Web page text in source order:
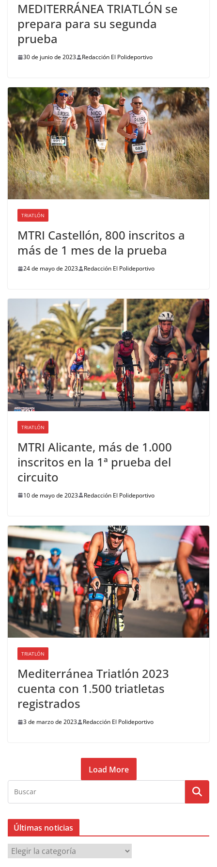
MEDITERRÁNEA TRIATLÓN se
prepara para su segunda
prueba
30 de junio de 2023 Redacción El Polideportivo
TRIATLÓN
MTRI Castellón, 800 inscritos a
más de 1 mes de la prueba
24 de mayo de 2023 Redacción El Polideportivo
TRIATLÓN
MTRI Alicante, más de 1.000
inscritos en la 1ª prueba del
circuito
10 de mayo de 2023 Redacción El Polideportivo
TRIATLÓN
Mediterránea Triatlón 2023
cuenta con 1.500 triatletas
registrados
3 de marzo de 2023 Redacción El Polideportivo
Load More
Últimas noticias
Ú
l